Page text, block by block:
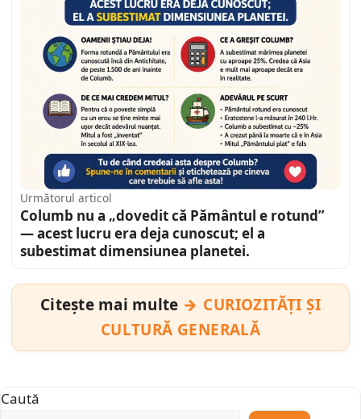
Următorul articol
Columb nu a „dovedit că Pământul e rotund”
— acest lucru era deja cunoscut; el a
subestimat dimensiunea planetei.
Citește mai multe
CURIOZITĂȚI ȘI
CULTURĂ GENERALĂ
Caută